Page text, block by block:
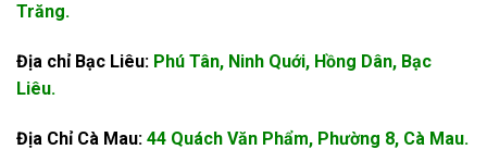
Trăng.
Địa chỉ Bạc Liêu: Phú Tân, Ninh Quới, Hồng Dân, Bạc
Liêu.
Địa Chỉ Cà Mau: 44 Quách Văn Phẩm, Phường 8, Cà Mau.